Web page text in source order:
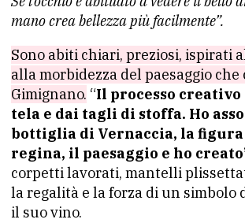
mano crea bellezza più facilmente”.
Sono abiti chiari, preziosi, ispirati
alla morbidezza del paesaggio che
Gimignano. “Il processo
tela e dai tagli di stoffa. Ho
bottiglia di Vernaccia, la
regina, il paesaggio e ho
corpetti lavorati, mantelli
la regalità e la forza di un simbolo
il suo vino.